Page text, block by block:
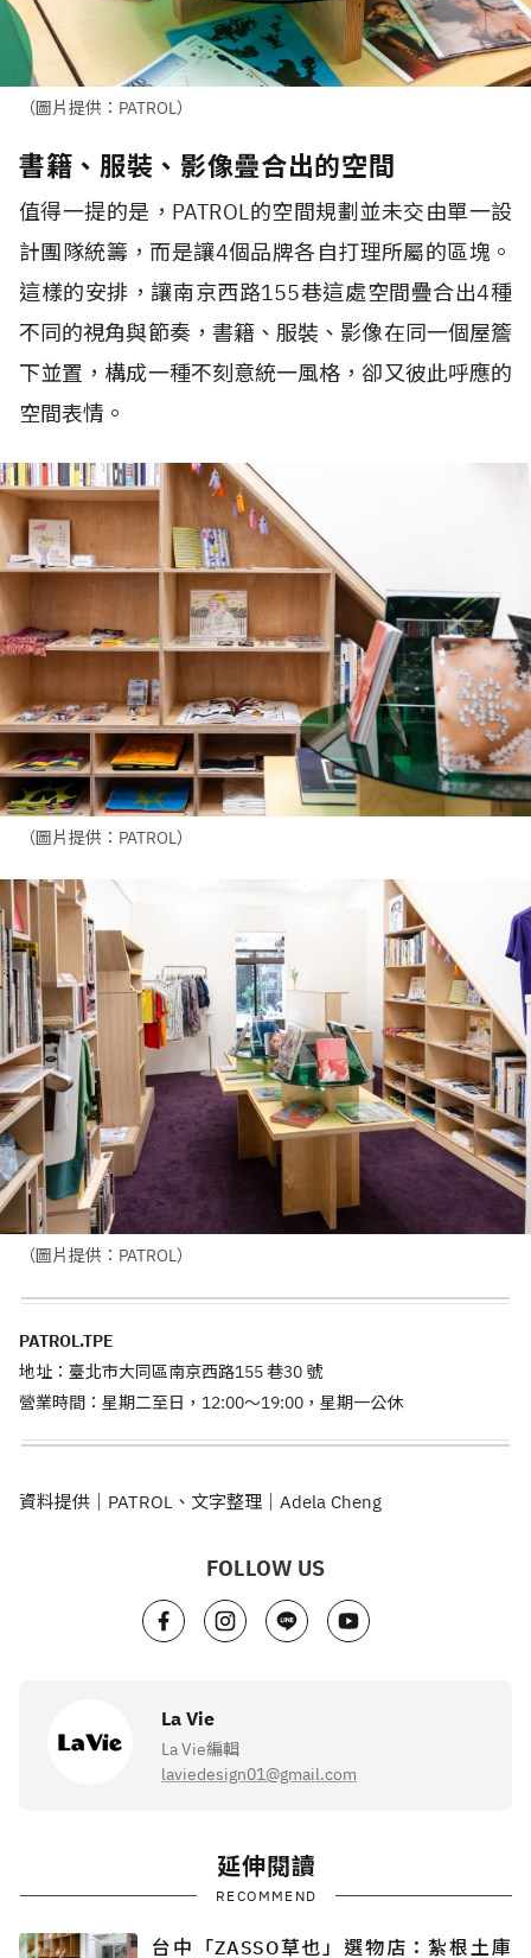
（圖片提供：PATROL）
書籍、服裝、影像疊合出的空間
值得一提的是，PATROL的空間規劃並未交由單一設
計團隊統籌，而是讓4個品牌各自打理所屬的區塊。
這樣的安排，讓南京西路155巷這處空間疊合出4種
不同的視角與節奏，書籍、服裝、影像在同一個屋簷
下並置，構成一種不刻意統一風格，卻又彼此呼應的
空間表情。
（圖片提供：PATROL）
（圖片提供：PATROL）
PATROL.TPE
地址：臺北市大同區南京西路155 巷30 號
營業時間：星期二至日，12:00～19:00，星期一公休
資料提供｜PATROL、文字整理｜Adela Cheng
FOLLOW US
La Vie
La Vie編輯
laviedesign01@gmail.com
延伸閱讀
RECOMMEND
台中「ZASSO草也」選物店：紮根土庫